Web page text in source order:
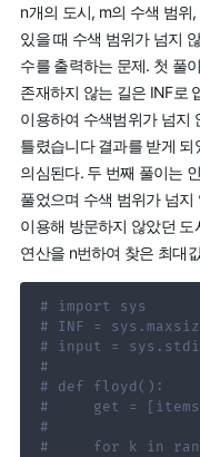
n개의 도시, m의 수색 범위
있을 때 수색 범위가 넘지
수를 출력하는 문제. 첫 풀
존재하지 않는 길은 INF로
이용하여 수색범위가 넘지
틀렸습니다 결과를 받게
의심된다. 두 번째 풀이는
풀었으며 수색 범위가 넘
이용해 방문하지 않았던
연산을 n번하여 찾은 최대
# import sys
# INF =
# input =
#
# def floyd():
#     get =
#
#     for k in